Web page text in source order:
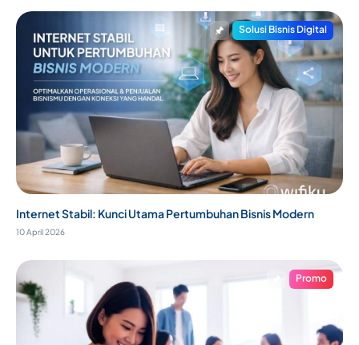
Solusi Bisnis Digital
Internet Stabil: Kunci Utama Pertumbuhan Bisnis Modern
10 April 2026
Promo